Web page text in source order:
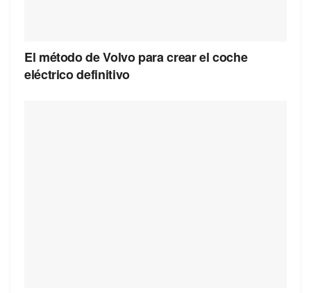
El método de Volvo para crear el coche
eléctrico definitivo